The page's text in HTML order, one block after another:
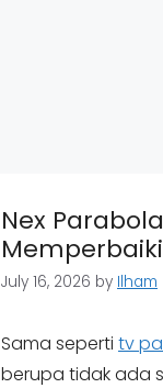
Nex
July 16, 2026 by Ilham
Sama seperti tv
berupa tidak ada